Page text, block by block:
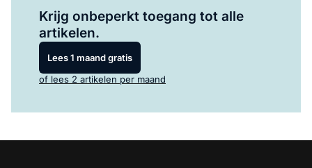
Krijg onbeperkt toegang tot alle
artikelen.
Lees 1 maand gratis
of lees 2 artikelen per maand